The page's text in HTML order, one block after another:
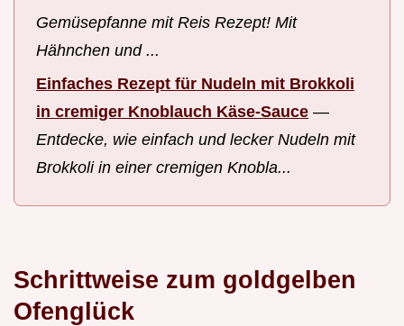
Gemüsepfanne mit Reis Rezept! Mit
Hähnchen und ...
Einfaches Rezept für Nudeln mit Brokkoli
in cremiger Knoblauch Käse-Sauce —
Entdecke, wie einfach und lecker Nudeln mit
Brokkoli in einer cremigen Knobla...
Schrittweise zum goldgelben
Ofenglück